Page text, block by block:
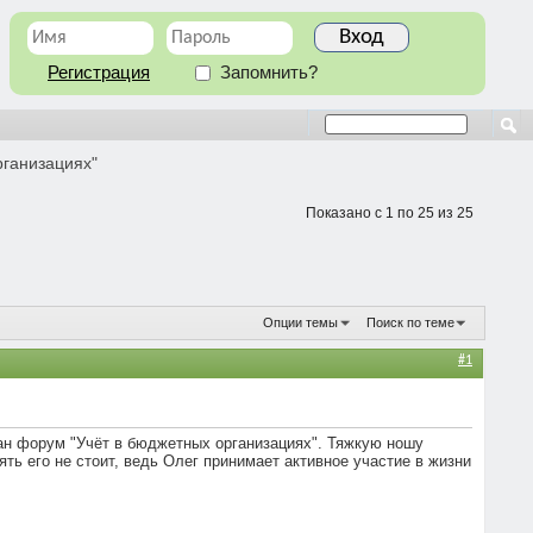
Регистрация Запомнить?
Показано с 1 по 25 из 25
Опции темы Поиск по теме
#1
форум "Учёт в бюджетных организациях". Тяжкую ношу
его не стоит, ведь Олег принимает активное участие в жизни